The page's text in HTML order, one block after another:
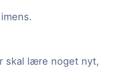
skal lære noget nyt,